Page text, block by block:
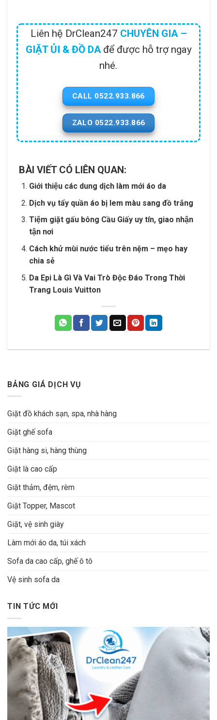
Liên hệ DrClean247 CHUYÊN GIA –
GIẶT ỦI & ĐỒ DAđể được hỗ trợ ngay
nhé.
CALL 0522.933.866
ZALO 0522.933.866
BÀI VIẾT CÓ LIÊN QUAN:
Giới thiệu các dung dịch làm mới áo da
Dịch vụ tẩy quần áo bị lem màu sang đồ trắng
Tiệm giặt gấu bông Cầu Giấy uy tín, giao nhận
tận nơi
Cách khử mùi nước tiểu trên nệm – mẹo hay
chia sẻ
Da Epi Là Gì Và Vai Trò Độc Đáo Trong Thời
Trang Louis Vuitton
BẢNG GIÁ DỊCH VỤ
Giặt đồ khách sạn, spa, nhà hàng
Giặt ghế sofa
Giặt hàng si, hàng thùng
Giặt là cao cấp
Giặt thảm, đệm, rèm
Giặt Topper, Mascot
Giặt, vệ sinh giày
Làm mới áo da, túi xách
Sofa da cao cấp, ghế ô tô
Vệ sinh sofa da
TIN TỨC MỚI